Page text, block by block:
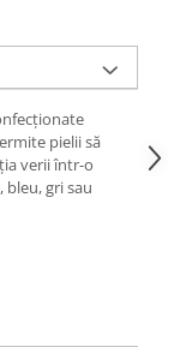
pielii să
verii într-o
gri sau